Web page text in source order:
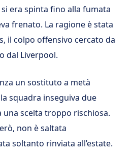
era spinta fino alla fumata
frenato. La ragione è stata
il colpo offensivo cercato da
dal Liverpool.
un sostituto a metà
squadra inseguiva due
scelta troppo rischiosa.
non è saltata
soltanto rinviata all’estate.